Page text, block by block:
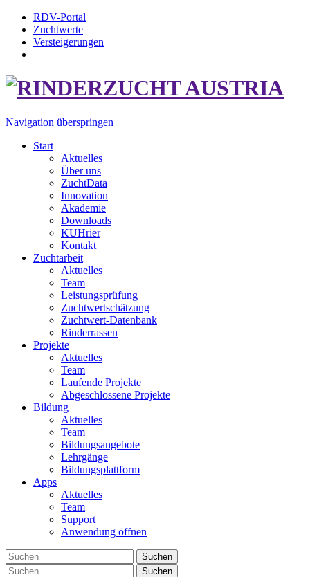
RDV-Portal
Zuchtwerte
Versteigerungen
Navigation überspringen
Start
Aktuelles
Über uns
ZuchtData
Innovation
Akademie
Downloads
KUHrier
Kontakt
Zuchtarbeit
Aktuelles
Team
Leistungsprüfung
Zuchtwertschätzung
Zuchtwert-Datenbank
Rinderrassen
Projekte
Aktuelles
Team
Laufende Projekte
Abgeschlossene Projekte
Bildung
Aktuelles
Team
Bildungsangebote
Lehrgänge
Bildungsplattform
Apps
Aktuelles
Team
Support
Anwendung öffnen
Suchen
Suchen